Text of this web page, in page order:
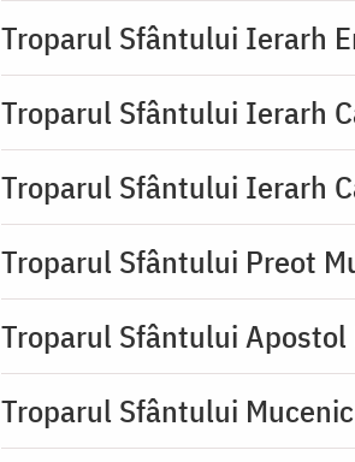
Troparul Sfântului Ierarh
Troparul Sfântului Ierarh
Troparul Sfântului Ierarh
Troparul Sfântului Preot
Troparul Sfântului Apostol
Troparul Sfântului